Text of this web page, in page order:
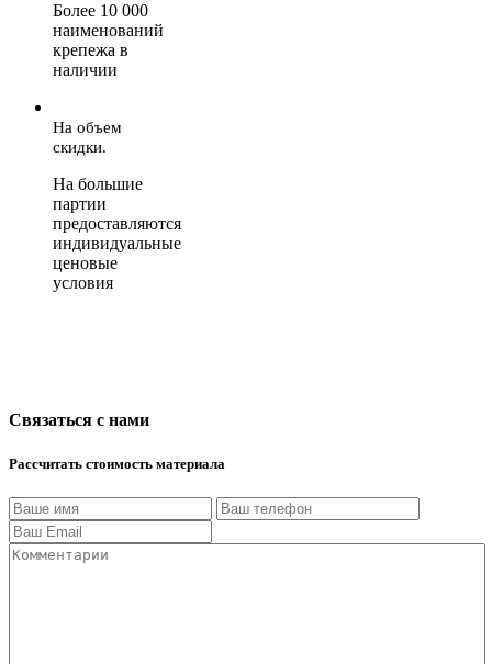
Более 10 000
наименований
крепежа в
наличии
На объем
скидки.
На большие
партии
предоставляются
индивидуальные
ценовые
условия
Связаться с нами
Рассчитать стоимость материала